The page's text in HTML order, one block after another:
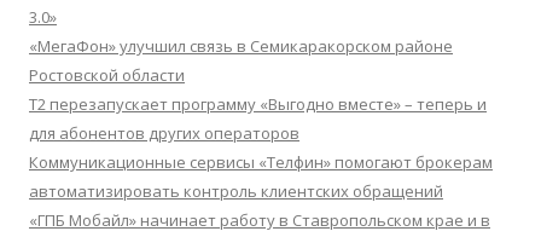
3.0»
«МегаФон» улучшил связь в Семикаракорском районе
Ростовской области
Т2 перезапускает программу «Выгодно вместе» – теперь и
для абонентов других операторов
Коммуникационные сервисы «Телфин» помогают брокерам
автоматизировать контроль клиентских обращений
«ГПБ Мобайл» начинает работу в Ставропольском крае и в